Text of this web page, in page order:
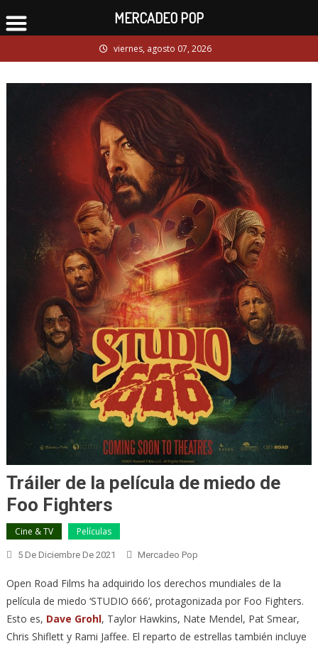
to
viernes, agosto 07, 2026
Tráiler de la película de miedo de
Foo Fighters
Cine & TV Películas
5 De Diciembre De 2021 Mercadeo Pop
Open Road Films ha adquirido los derechos mundiales de la
película de miedo ‘STUDIO 666’, protagonizada por Foo Fighters.
Esto es, Dave Grohl, Taylor Hawkins, Nate Mendel, Pat Smear,
Chris Shiflett y Rami Jaffee. El reparto de estrellas también incluye
MERCADEO POP